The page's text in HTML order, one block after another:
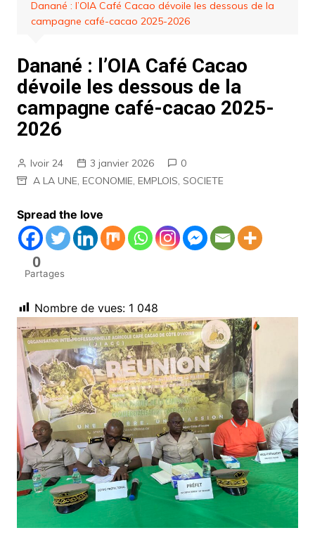
Danané : l’OIA Café Cacao dévoile les dessous de la
campagne café-cacao 2025-2026
Danané : l’OIA Café Cacao
dévoile les dessous de la
campagne café-cacao 2025-
2026
Ivoir 24 3 janvier 2026
0
A LA UNE, ECONOMIE, EMPLOIS, SOCIETE
Spread the love
0
Partages
Nombre de vues: 1 048